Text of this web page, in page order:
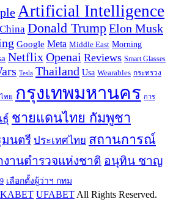
Artificial Intelligence
China Donald TrumpElon Musk
Google Meta Middle East Morning
NetflixOpenai Reviews Smart Glasses
Tesla Thailand Usa Wearables กระทรวง
ทย กรุงเทพมหานคร การ
ชายแดนไทย กัมพูชา
มนตรี ประเทศไทย สถานการณ์
งานตำรวจแห่งชาติ อนุทิน ชาญ
เลือกตั้งผู้ว่าฯ กทม
UFABET All Rights Reserved.